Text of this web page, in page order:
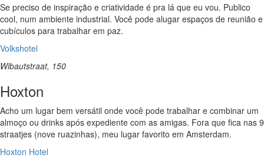
Se preciso de inspiração e criatividade é pra lá que eu vou. Publico
cool, num ambiente industrial. Você pode alugar espaços de reunião e
cubículos para trabalhar em paz.
Volkshotel
Wibautstraat, 150
Hoxton
Acho um lugar bem versátil onde você pode trabalhar e combinar um
almoço ou drinks após expediente com as amigas. Fora que fica nas 9
straatjes (nove ruazinhas), meu lugar favorito em Amsterdam.
Hoxton Hotel